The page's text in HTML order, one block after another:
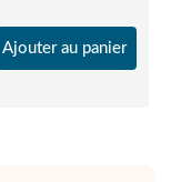
Ajouter au panier